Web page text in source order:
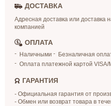
ДОСТАВКА
Адресная доставка или доставка
компанией
ОПЛАТА
Наличными
Безналичная
Оплата платежной картой VISA/
ГАРАНТИЯ
- Официальная гарантия от
- Обмен или возврат товара в